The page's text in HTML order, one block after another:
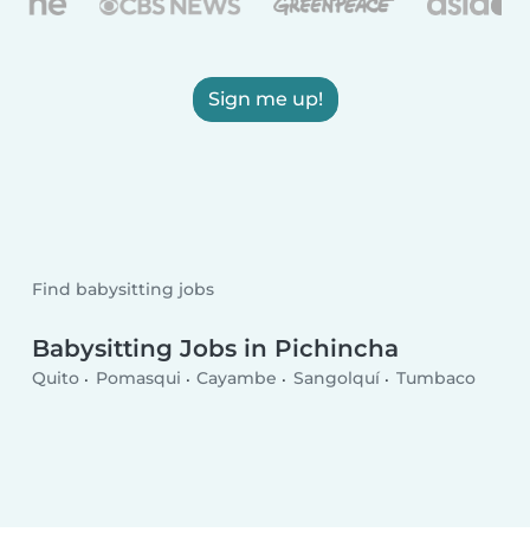
Sign me up!
Find babysitting jobs
Babysitting Jobs in Pichincha
Quito Pomasqui Cayambe Sangolquí Tumbaco